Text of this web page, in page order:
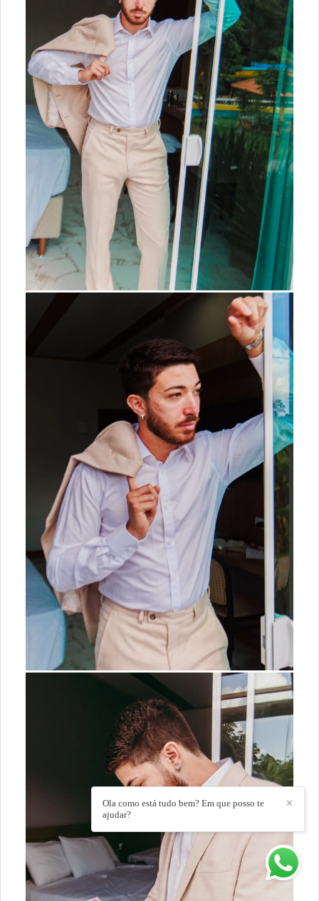
✕
Ola como está tudo bem? Em que posso te
ajudar?